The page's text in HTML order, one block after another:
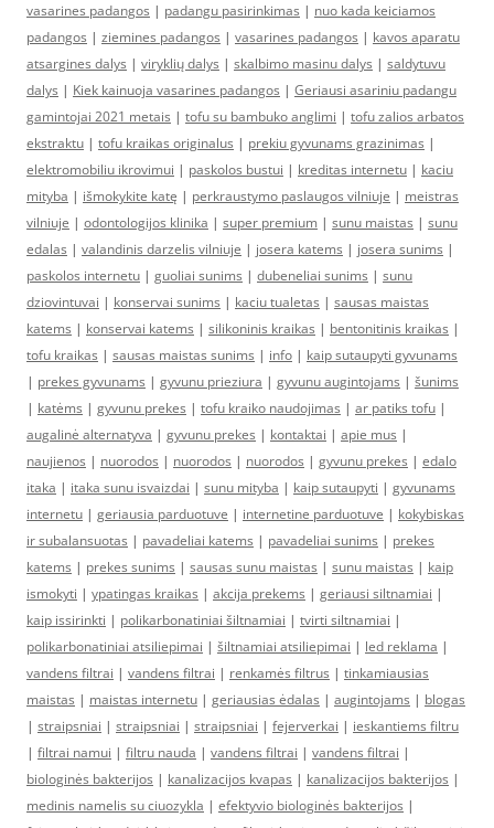
vasarines padangos | padangu pasirinkimas | nuo kada keiciamos
padangos | ziemines padangos | vasarines padangos | kavos aparatu
atsargines dalys | viryklių dalys | skalbimo masinu dalys | saldytuvu
dalys | Kiek kainuoja vasarines padangos | Geriausi asariniu padangu
gamintojai 2021 metais | tofu su bambuko anglimi | tofu zalios arbatos
ekstraktu | tofu kraikas originalus | prekiu gyvunams grazinimas |
elektromobiliu ikrovimui | paskolos bustui | kreditas internetu | kaciu
mityba | išmokykite katę | perkraustymo paslaugos vilniuje | meistras
vilniuje | odontologijos klinika | super premium | sunu maistas | sunu
edalas | valandinis darzelis vilniuje | josera katems | josera sunims |
paskolos internetu | guoliai sunims | dubeneliai sunims | sunu
dziovintuvai | konservai sunims | kaciu tualetas | sausas maistas
katems | konservai katems | silikoninis kraikas | bentonitinis kraikas |
tofu kraikas | sausas maistas sunims | info | kaip sutaupyti gyvunams
| prekes gyvunams | gyvunu prieziura | gyvunu augintojams | šunims
| katėms | gyvunu prekes | tofu kraiko naudojimas | ar patiks tofu |
augalinė alternatyva | gyvunu prekes | kontaktai | apie mus |
naujienos | nuorodos | nuorodos | nuorodos | gyvunu prekes | edalo
itaka | itaka sunu isvaizdai | sunu mityba | kaip sutaupyti | gyvunams
internetu | geriausia parduotuve | internetine parduotuve | kokybiskas
ir subalansuotas | pavadeliai katems | pavadeliai sunims | prekes
katems | prekes sunims | sausas sunu maistas | sunu maistas | kaip
ismokyti | ypatingas kraikas | akcija prekems | geriausi siltnamiai |
kaip issirinkti | polikarbonatiniai šiltnamiai | tvirti siltnamiai |
polikarbonatiniai atsiliepimai | šiltnamiai atsiliepimai | led reklama |
vandens filtrai | vandens filtrai | renkamės filtrus | tinkamiausias
maistas | maistas internetu | geriausias ėdalas | augintojams | blogas
| straipsniai | straipsniai | straipsniai | fejerverkai | ieskantiems filtru
| filtrai namui | filtru nauda | vandens filtrai | vandens filtrai |
biologinės bakterijos | kanalizacijos kvapas | kanalizacijos bakterijos |
medinis namelis su ciuozykla | efektyvio biologinės bakterijos |